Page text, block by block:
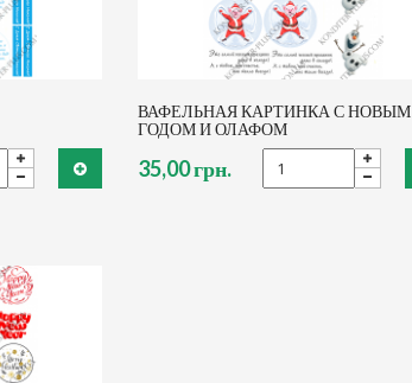
ВАФЕЛЬНАЯ КАРТИНКА С НОВЫМ
ГОДОМ И ОЛАФОМ
35,00 грн.